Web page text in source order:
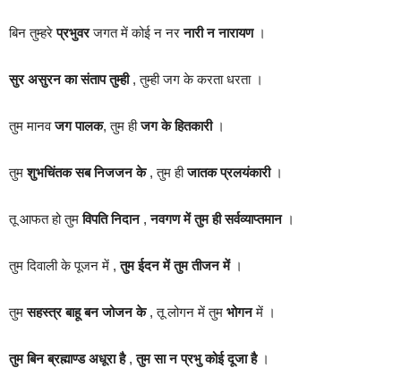
बिन तुम्हरेप्रभुवरजगत में कोई न नरनारी न नारायण।
सुर असुरन का संताप तुम्ही, तुम्ही जग के करता धरता ।
तुम मानवजग पालक, तुम हीजग के हितकारी।
तुमशुभचिंतक सब निजजन के, तुम हीजातक प्रलयंकारी।
तू आफत हो तुमविपति निदान,नवगण में तुम ही सर्वव्याप्तमान।
तुम दिवाली के पूजन में ,तुम ईदन में तुम तीजन में।
तुमसहस्त्र बाहू बन जोजन के, तू लोगन में तुम भोगनमें ।
तुम बिन ब्रह्माण्ड अधूरा है,तुम सा न प्रभु कोई दूजा है।